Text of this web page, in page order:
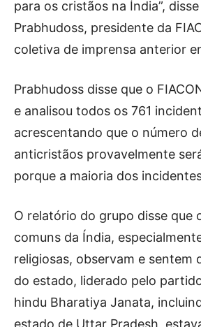
para os cristãos na Índia”,
Prabhudoss, presidente da
coletiva de imprensa anterior
Prabhudoss disse que o
e analisou todos os 761
acrescentando que o número
anticristãos provavelmente
porque a maioria dos
O relatório do grupo disse que
comuns da Índia,
religiosas, observam e sentem
do estado, liderado pelo
hindu Bharatiya Janata,
estado de Uttar Pradesh,